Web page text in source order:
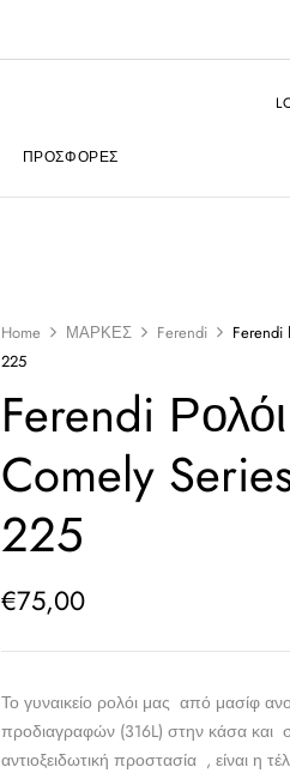
ΠΡΟΣΦΟΡΈΣ
Home ΜΑΡΚΕΣ Ferendi
Ferendi
225
Ferendi
Comely
225
€75,00
Το γυναικείο ρολόι μας από μασίφ
προδιαγραφών (316L) στην κάσα και
αντιοξειδωτική προστασία , είναι η